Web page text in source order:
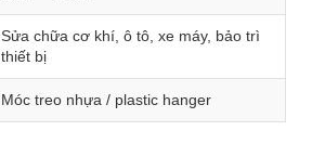
Sửa chữa cơ khí, ô tô, xe máy, bảo trì
thiết bị
Móc treo nhựa / plastic hanger